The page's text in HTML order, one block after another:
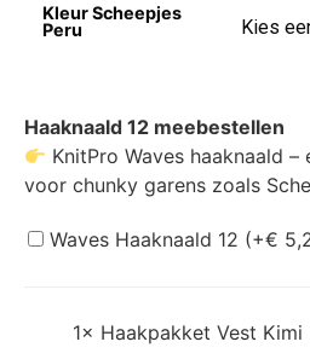
Kleur Scheepjes
Peru
Haaknaald 12 meebestellen
KnitPro Waves haaknaald
voor chunky garens zoals
Waves Haaknaald 12 (+€
1× Haakpakket Vest Kimi